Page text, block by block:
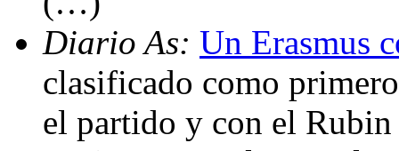
Diario As: Un Erasmus
clasificado como
el partido y con el